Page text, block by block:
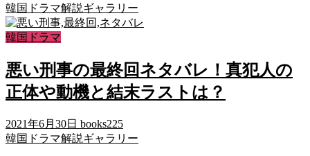
韓国ドラマ解説ギャラリー
韓国ドラマ
悪い刑事の最終回ネタバレ！真犯人の
正体や動機と結末ラストは？
2021年6月30日 books225
韓国ドラマ解説ギャラリー